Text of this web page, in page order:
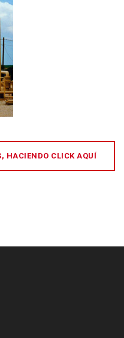
HACIENDO CLICK AQUÍ